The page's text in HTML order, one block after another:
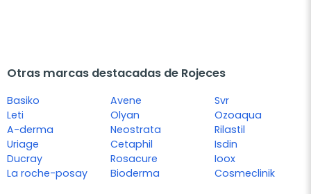
Otras marcas destacadas de Rojeces
Basiko
Leti
A-derma
Uriage
Ducray
La roche-posay
Avene
Olyan
Neostrata
Cetaphil
Rosacure
Bioderma
Svr
Ozoaqua
Rilastil
Isdin
Ioox
Cosmeclinik